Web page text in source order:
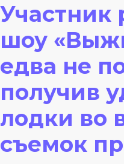
Участник
шоу
едва не
получив
лодки во
съемок